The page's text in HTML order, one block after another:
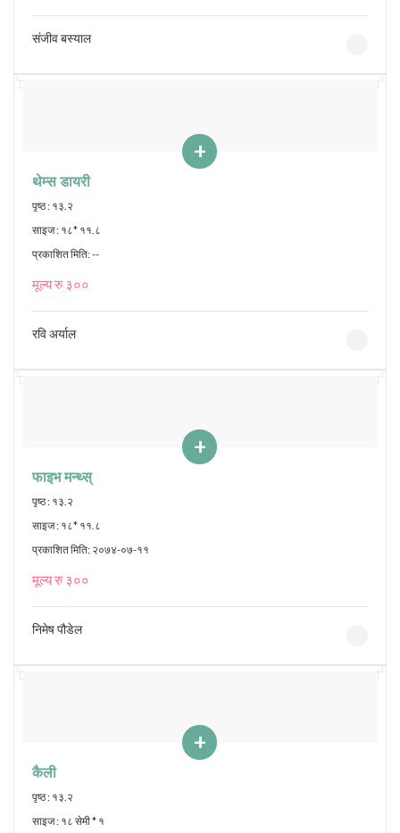
संजीव बस्याल
+
थेम्स डायरी
पृष्ठ : १३.२
साइज : १८* ११.८
प्रकाशित मिति: --
मूल्य रु ३००
रवि अर्याल
+
फाइभ मन्थ्स्
पृष्ठ : १३.२
साइज : १८* ११.८
प्रकाशित मिति: २०७४-०७-११
मूल्य रु ३००
निमेष पौडेल
+
कैली
पृष्ठ : १३.२
साइज : १८ सेमी * १